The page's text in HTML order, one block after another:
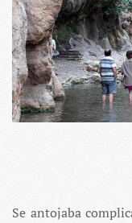
Se antojaba